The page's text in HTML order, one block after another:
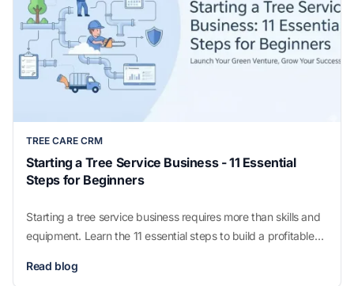
TREE CARE CRM
Starting a Tree Service Business - 11 Essential
Steps for Beginners
Starting a tree service business requires more than skills and
equipment. Learn the 11 essential steps to build a profitable
Read blog